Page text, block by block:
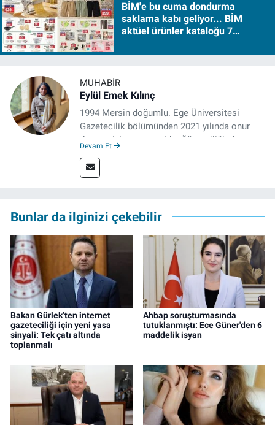
BİM'e bu cuma dondurma
saklama kabı geliyor... BİM
aktüel ürünler kataloğu 7
MUHABIR
Eylül Emek Kılınç
1994 Mersin doğumlu. Ege Üniversitesi
Gazetecilik bölümünden 2021 yılında onur
derecesiyle mezun oldu. Öğrenciliğinde
deneyimin dışında kapatılana kadar Artı TV
ve TELE1 TV Ankara bürolarında editör ve
Devam Et
Bunlar da ilginizi çekebilir
Bakan Gürlek’ten internet
gazeteciliği için yeni yasa
sinyali: Tek çatı altında
toplanmalı
Ahbap soruşturmasında
tutuklanmıştı: Ece Güner'den 6
maddelik isyan